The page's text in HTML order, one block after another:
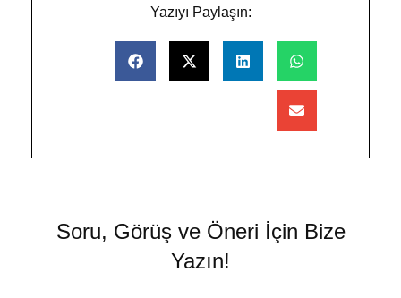
Yazıyı Paylaşın:
Soru, Görüş ve Öneri İçin Bize
Yazın!